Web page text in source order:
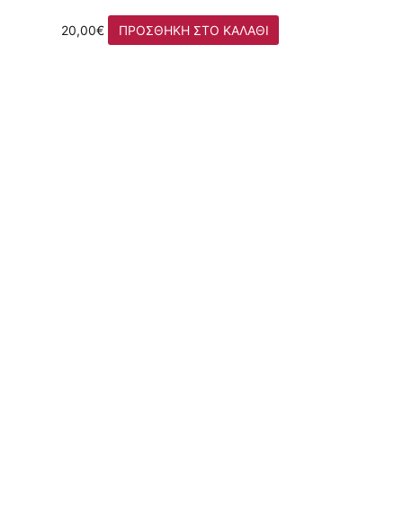
20,00€ ΠΡΟΣΘΉΚΗ ΣΤΟ ΚΑΛΆΘΙ